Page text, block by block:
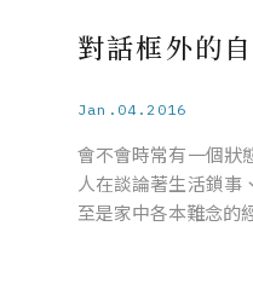
對話框外的
Jan.04.2016
會不會時常有一個狀
人在談論著生活鎖事
至是家中各本難念